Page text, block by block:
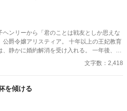
ヘンリーから「君のことは戦友としか思えな
公爵令嬢アリスティア。 十年以上の王妃教育
かに婚約解消を受け入れる。 一年後、幸
女にとって、ヘンリーのその後は――もうど
。
文字数：2,418
を傾ける